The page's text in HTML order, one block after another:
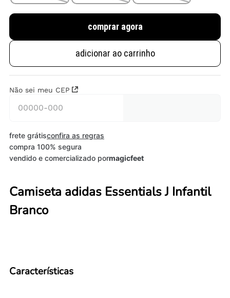
comprar agora
adicionar ao carrinho
Não sei meu CEP
frete grátisconfira as regras
compra 100% segura
vendido e comercializado pormagicfeet
Camiseta adidas Essentials J Infantil
Branco
Características